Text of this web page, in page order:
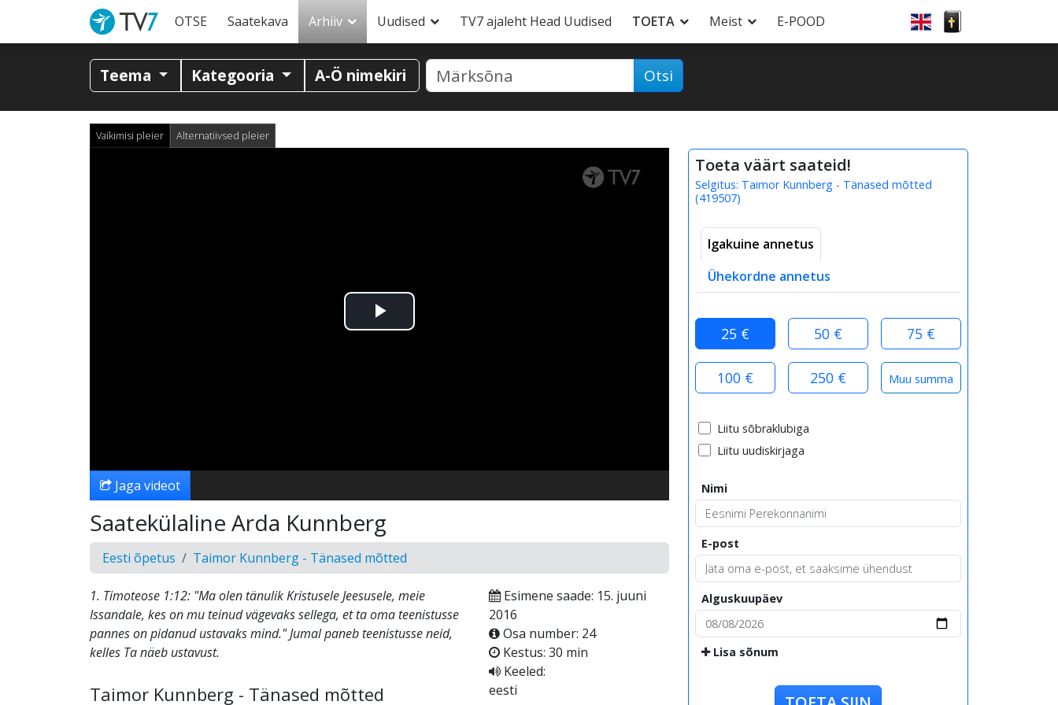
OTSE Saatekava Arhiiv Uudised TV7 ajaleht Head Uudised TOETA Meist E-POOD
Teema Kategooria A-Ö nimekiri Otsi
Vaikimisi pleier Alternatiivsed pleier
Esita
Jaga videot
Saatekülaline Arda Kunnberg
Eesti õpetus Taimor Kunnberg - Tänased mõtted
1. Timoteose 1:12: "Ma olen tänulik Kristusele Jeesusele, meie
Issandale, kes on mu teinud vägevaks sellega, et ta oma teenistusse
pannes on pidanud ustavaks mind." Jumal paneb teenistusse neid,
kelles Ta näeb ustavust.
Taimor Kunnberg - Tänased mõtted
Esimene saade: 15. juuni
2016
Osa number: 24
Kestus: 30 min
Keeled:
eesti
Toeta väärt saateid!
Selgitus: Taimor Kunnberg - Tänased mõtted
(419507)
Igakuine annetus
Ühekordne annetus
25 € 50 € 75 €
100 € 250 €
Liitu sõbraklubiga
Liitu uudiskirjaga
Nimi
E-post
Alguskuupäev
Lisa sõnum